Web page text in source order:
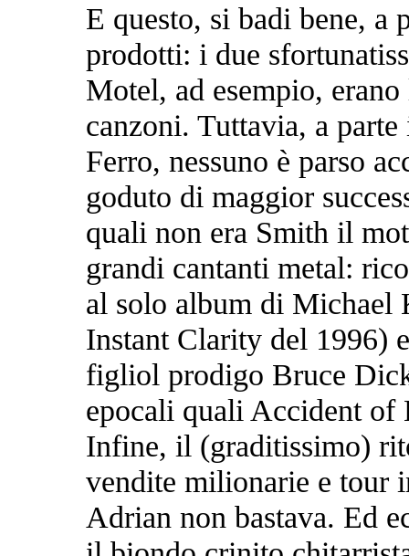
E questo, si badi bene, a
prodotti: i due
Motel, ad esempio,
canzoni. Tuttavia, a
Ferro, nessuno è parso
goduto di maggior
quali non era Smith il
grandi cantanti metal:
al solo album di Michael
Instant Clarity del 1996)
figliol prodigo Bruce
epocali quali Accident of
Infine, il (graditissimo)
vendite milionarie e tour
Adrian non bastava. Ed